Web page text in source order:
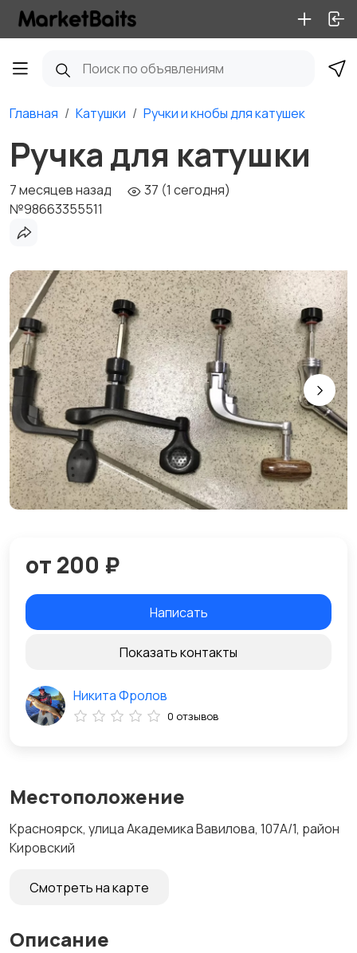
Главная Катушки Ручки и кнобы для катушек
Ручка для катушки
7 месяцев назад
37 (1 сегодня)
№98663355511
Местоположение
Красноярск, улица Академика Вавилова, 107А/1, район
Кировский
Смотреть на карте
Описание
от 200 ₽
Написать
Показать контакты
Никита Фролов
0 отзывов